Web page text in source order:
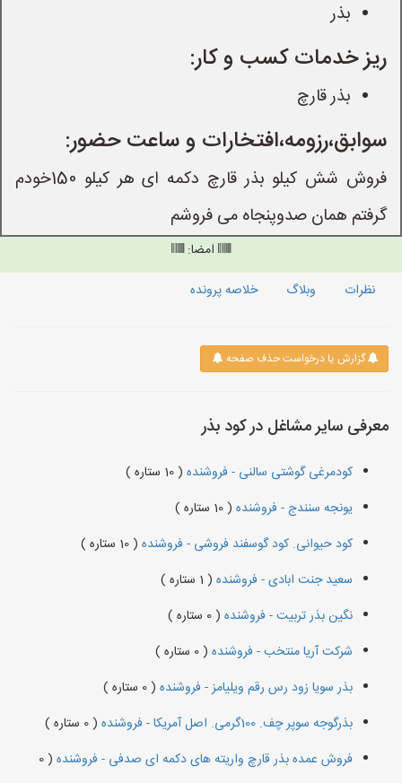
بذر
ریز خدمات کسب و کار:
بذر قارچ
سوابق،رزومه،افتخارات و ساعت حضور:
فروش شش کیلو بذر قارچ دکمه ای هر کیلو 150خودم
گرفتم همان صدوپنجاه می فروشم
امضا:
نظرات
وبلاگ خلاصه پرونده
گزارش یا درخواست حذف صفحه
معرفی سایر مشاغل در کود بذر
کودمرغی گوشتی سالنی - فروشنده ( 10 ستاره )
یونجه سنندج - فروشنده ( 10 ستاره )
کود حیوانی. کود گوسفند فروشی - فروشنده ( 10 ستاره )
سعید جنت ابادی - فروشنده ( 1 ستاره )
نگین بذر تربیت - فروشنده ( 0 ستاره )
شرکت آریا منتخب - فروشنده ( 0 ستاره )
بذر سویا زود رس رقم ویلیامز - فروشنده ( 0 ستاره )
بذرگوجه‌ سوپر چف. 100گرمی. اصل آمریکا - فروشنده
( 0 ستاره )
فروش عمده بذر قارچ واریته های دکمه ای صدفی - فروشنده ( 0